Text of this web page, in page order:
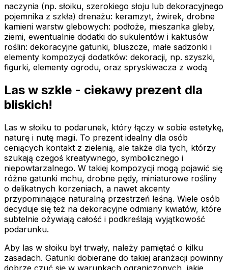
naczynia (np. słoiku, szerokiego słoju lub dekoracyjnego
pojemnika z szkła) drenażu: keramzyt, żwirek, drobne
kamieni warstw glebowych: podłoże, mieszanka gleby,
ziemi, ewentualnie dodatki do sukulentów i kaktusów
roślin: dekoracyjne gatunki, bluszcze, małe sadzonki i
elementy kompozycji dodatków: dekoracji, np. szyszki,
figurki, elementy ogrodu, oraz spryskiwacza z wodą
Las w szkle - ciekawy prezent dla
bliskich!
Las w słoiku to podarunek, który łączy w sobie estetykę,
naturę i nutę magii. To prezent idealny dla osób
ceniących kontakt z zielenią, ale także dla tych, którzy
szukają czegoś kreatywnego, symbolicznego i
niepowtarzalnego. W takiej kompozycji mogą pojawić się
różne gatunki mchu, drobne pędy, miniaturowe rośliny
o delikatnych korzeniach, a nawet akcenty
przypominające naturalną przestrzeń leśną. Wiele osób
decyduje się też na dekoracyjne odmiany kwiatów, które
subtelnie ożywiają całość i podkreślają wyjątkowość
podarunku.
Aby las w słoiku był trwały, należy pamiętać o kilku
zasadach. Gatunki dobierane do takiej aranżacji powinny
dobrze czuć się w warunkach ograniczonych, jakie